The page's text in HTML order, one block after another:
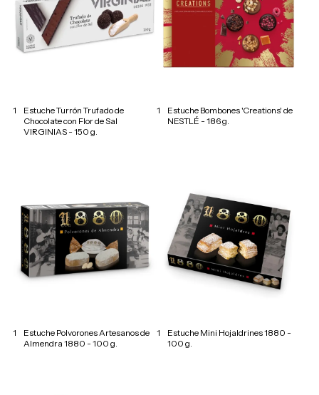
1
Estuche Turrón Trufado de
Chocolate con Flor de Sal
VIRGINIAS - 150 g.
1
Estuche Bombones 'Creations' de
NESTLÉ - 186 g.
1
Estuche Polvorones Artesanos de
Almendra 1880 - 100 g.
1
Estuche Mini Hojaldrines 1880 -
100 g.